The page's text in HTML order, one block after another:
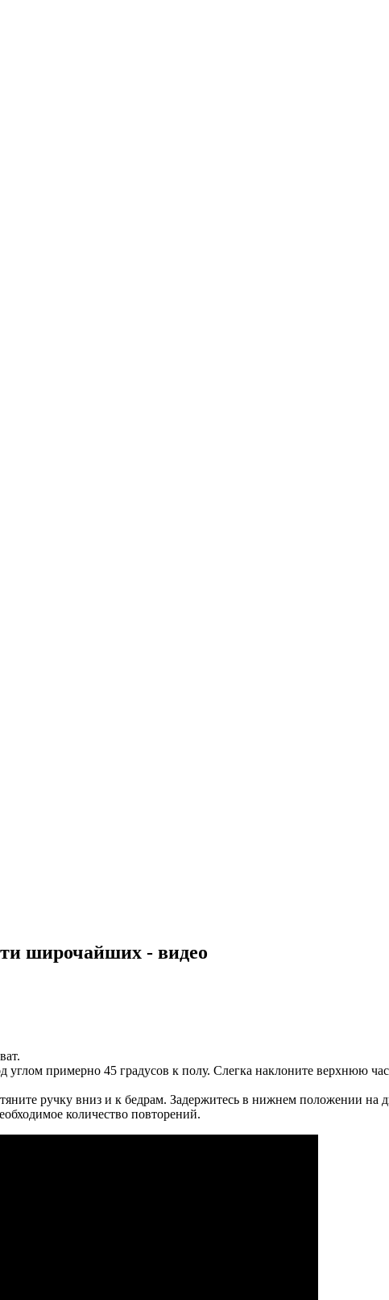
широчайших - видео
углом примерно 45 градусов к полу. Слегка наклоните верхнюю
ручку вниз и к бедрам. Задержитесь в нижнем положении
количество повторений.